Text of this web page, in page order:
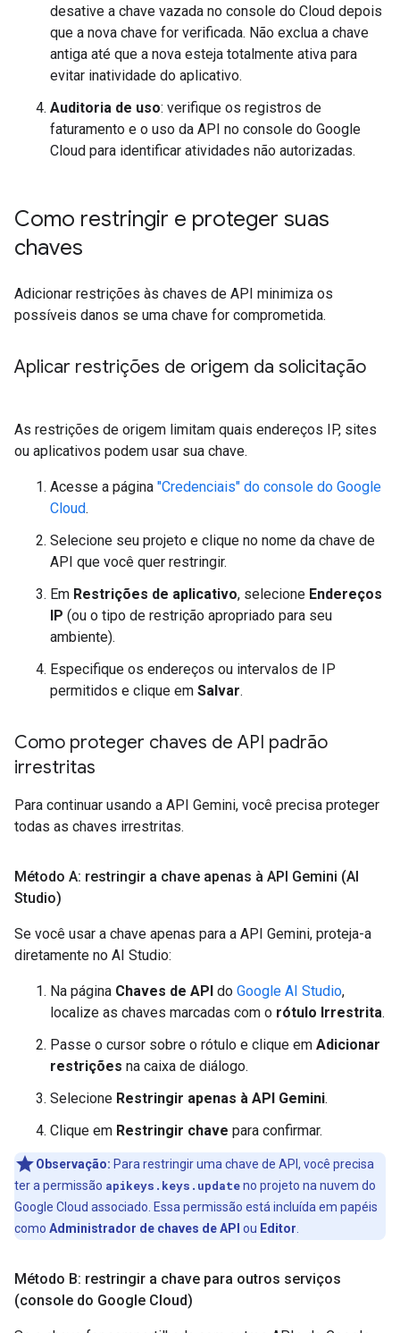
desative a chave vazada no console do Cloud depois
que a nova chave for verificada. Não exclua a chave
antiga até que a nova esteja totalmente ativa para
evitar inatividade do aplicativo.
Auditoria de uso: verifique os registros de
faturamento e o uso da API no console do Google
Cloud para identificar atividades não autorizadas.
Como restringir e proteger suas
chaves
Adicionar restrições às chaves de API minimiza os
possíveis danos se uma chave for comprometida.
Aplicar restrições de origem da solicitação
As restrições de origem limitam quais endereços IP, sites
ou aplicativos podem usar sua chave.
Acesse a página "Credenciais" do console do Google
Cloud.
Selecione seu projeto e clique no nome da chave de
API que você quer restringir.
Em Restrições de aplicativo, selecione Endereços
IP (ou o tipo de restrição apropriado para seu
ambiente).
Especifique os endereços ou intervalos de IP
permitidos e clique em Salvar.
Como proteger chaves de API padrão
irrestritas
Para continuar usando a API Gemini, você precisa proteger
todas as chaves irrestritas.
Método A: restringir a chave apenas à API Gemini (AI
Studio)
Se você usar a chave apenas para a API Gemini, proteja-a
diretamente no AI Studio:
Na página Chaves de API do Google AI Studio,
localize as chaves marcadas com o rótulo Irrestrita.
Passe o cursor sobre o rótulo e clique em Adicionar
restrições na caixa de diálogo.
Selecione Restringir apenas à API Gemini.
Clique em Restringir chave para confirmar.
Observação: Para restringir uma chave de API, você precisa
ter a permissão apikeys.keys.updateno projeto na nuvem do
Google Cloud associado. Essa permissão está incluída em papéis
como Administrador de chaves de API ou Editor
Método B: restringir a chave para outros serviços
(console do Google Cloud)